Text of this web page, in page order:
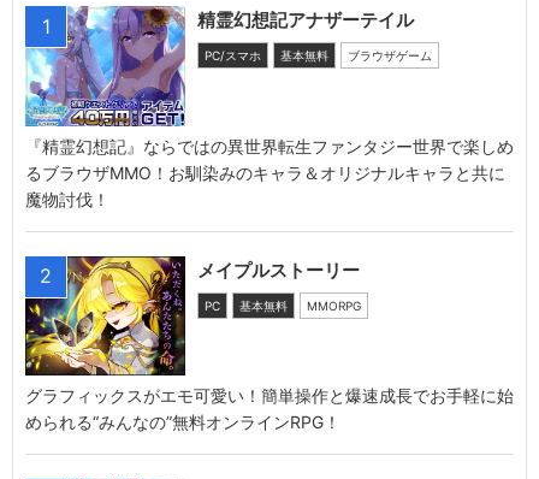
1 精霊幻想記アナザーテイル
PC/スマホ 基本無料 ブラウザゲーム
『精霊幻想記』ならではの異世界転生ファンタジー世界で楽しめ
るブラウザMMO！お馴染みのキャラ＆オリジナルキャラと共に
魔物討伐！
2 メイプルストーリー
PC 基本無料 MMORPG
グラフィックスがエモ可愛い！簡単操作と爆速成長でお手軽に始
められる“みんなの”無料オンラインRPG！